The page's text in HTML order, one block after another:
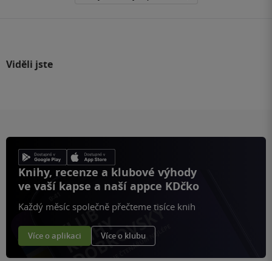
Viděli jste
Knihy, recenze a klubové výhody
ve vaší kapse a naší appce KDčko
Každý měsíc společně přečteme tisíce knih
Více o aplikaci Více o klubu